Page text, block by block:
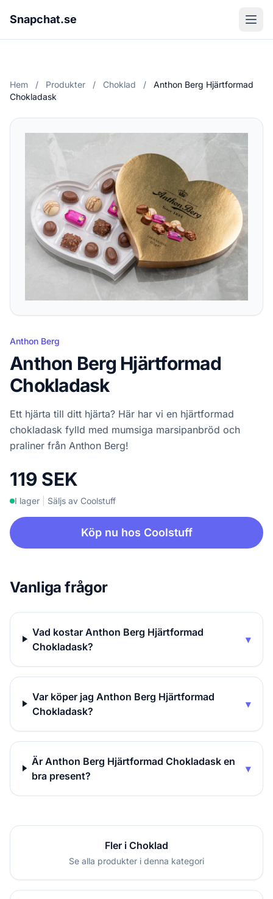
Snapchat.se
Hem / Produkter / Choklad /
Anthon Berg Hjärtformad
Chokladask
Anthon Berg
Anthon Berg Hjärtformad
Chokladask
Ett hjärta till ditt hjärta? Här har vi en hjärtformad
chokladask fylld med mumsiga marsipanbröd och
praliner från Anthon Berg!
119 SEK
I lager Säljs av Coolstuff
Köp nu hos Coolstuff
Vanliga frågor
Vad kostar Anthon Berg Hjärtformad
Chokladask?
▾
Var köper jag Anthon Berg Hjärtformad
Chokladask?
▾
Är Anthon Berg Hjärtformad Chokladask en
bra present?
▾
Fler i Choklad
Se alla produkter i denna kategori